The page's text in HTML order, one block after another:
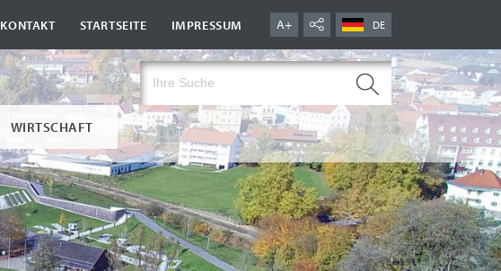
A+ DE
KONTAKT| STARTSEITE IMPRESSUM
WIRTSCHAFT